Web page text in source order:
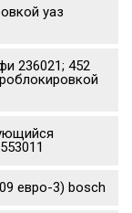
уаз
236021; 452
евро-3) bosch